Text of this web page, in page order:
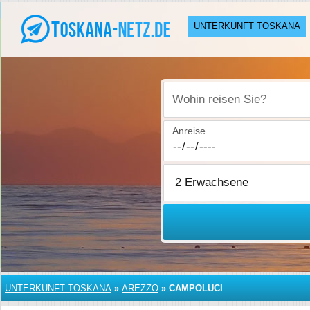
UNTERKUNFT TOSKANA
Wohin reisen Sie?
Anreise
UNTERKUNFT TOSKANA » AREZZO » CAMPOLUCI